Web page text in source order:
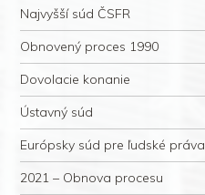
Najvyšší súd ČSFR
Obnovený proces 1990
Dovolacie konanie
Ústavný súd
Európsky súd pre ľudské práva
2021 – Obnova procesu